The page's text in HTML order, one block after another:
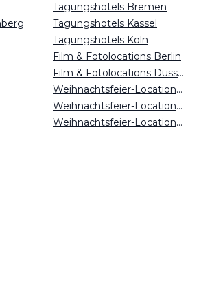
Tagungshotels Bremen
Tagungshotels Kassel
Tagungshotels Köln
Film & Fotolocations Berlin
Film & Fotolocations Düsseldorf
Weihnachtsfeier-Locations Magdeburg
Weihnachtsfeier-Locations Osnabrück
Weihnachtsfeier-Locations Köln